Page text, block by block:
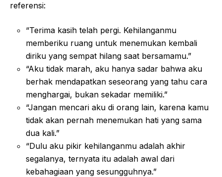
referensi:
“Terima kasih telah pergi. Kehilanganmu
memberiku ruang untuk menemukan kembali
diriku yang sempat hilang saat bersamamu.”
“Aku tidak marah, aku hanya sadar bahwa aku
berhak mendapatkan seseorang yang tahu cara
menghargai, bukan sekadar memiliki.”
“Jangan mencari aku di orang lain, karena kamu
tidak akan pernah menemukan hati yang sama
dua kali.”
“Dulu aku pikir kehilanganmu adalah akhir
segalanya, ternyata itu adalah awal dari
kebahagiaan yang sesungguhnya.”